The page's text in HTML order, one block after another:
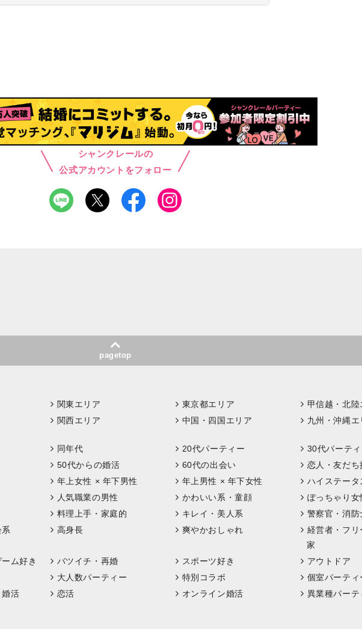
シャンクレールの
公式アカウントをフォロー
pagetop
関東エリア 東京都エリア
甲信越・北陸
関西エリア 中国・四国エリア 九州・沖縄エ
同年代 20代パーティー
30代パーテ
50代からの婚活 60代の出会い
恋人・友だち
年上女性 × 年下男性 年上男性 × 年下女性
ハイステータ
人気職業の男性 かわいい系・童顔
ぽっちゃり女
料理上手・家庭的 キレイ・美人系
警察官・消
高身長 爽やかおしゃれ
経営者・フ
家
ム好き
バツイチ・再婚 スポーツ好き
アウトドア
大人数パーティー 特別コラボ
個室パーティ
婚活
恋活 オンライン婚活
異業種パーテ